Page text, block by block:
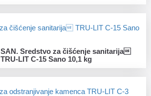
SAN. Sredstvo za čišćenje sanitarija
TRU-LIT C-15 Sano 10,1 kg